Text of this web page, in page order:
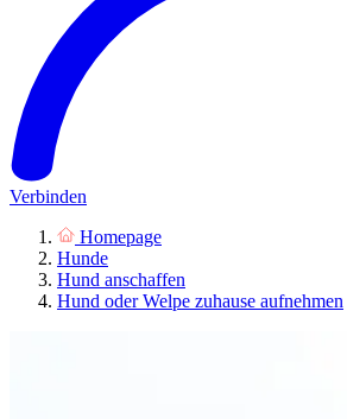
Verbinden
Homepage
Hunde
Hund anschaffen
Hund oder Welpe zuhause aufnehmen